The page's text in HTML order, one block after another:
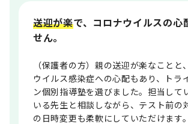
送迎が楽で、コロナウイルスの心
せん。
（保護者の方）親の送迎が楽なことと
ウイルス感染症への心配もあり、トラ
ン個別指導塾を選びました。担当して
いる先生と相談しながら、テスト前の
の日時変更も柔軟にしていただけます。